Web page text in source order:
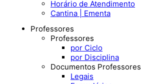
Horário de Atendimento
Cantina | Ementa
Professores
Professores
por Ciclo
por Disciplina
Documentos Professores
Legais